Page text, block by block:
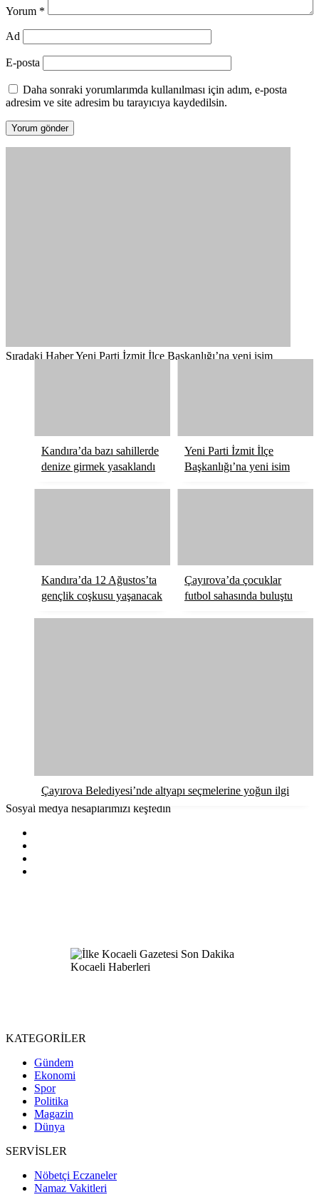
Yorum *
Ad
E-posta
Daha sonraki yorumlarımda kullanılması için adım, e-posta
adresim ve site adresim bu tarayıcıya kaydedilsin.
Sıradaki HaberYeni Parti İzmit İlçe Başkanlığı’na yeni isim
Kandıra’da bazı sahillerde
denize girmek yasaklandı
Yeni Parti İzmit İlçe
Başkanlığı’na yeni isim
Kandıra’da 12 Ağustos’ta
gençlik coşkusu yaşanacak
Çayırova’da çocuklar
futbol sahasında buluştu
Çayırova Belediyesi’nde altyapı seçmelerine yoğun ilgi
Sosyal medya hesaplarımızı keşfedin
KATEGORİLER
Gündem
Ekonomi
Spor
Politika
Magazin
Dünya
SERVİSLER
Nöbetçi Eczaneler
Namaz Vakitleri